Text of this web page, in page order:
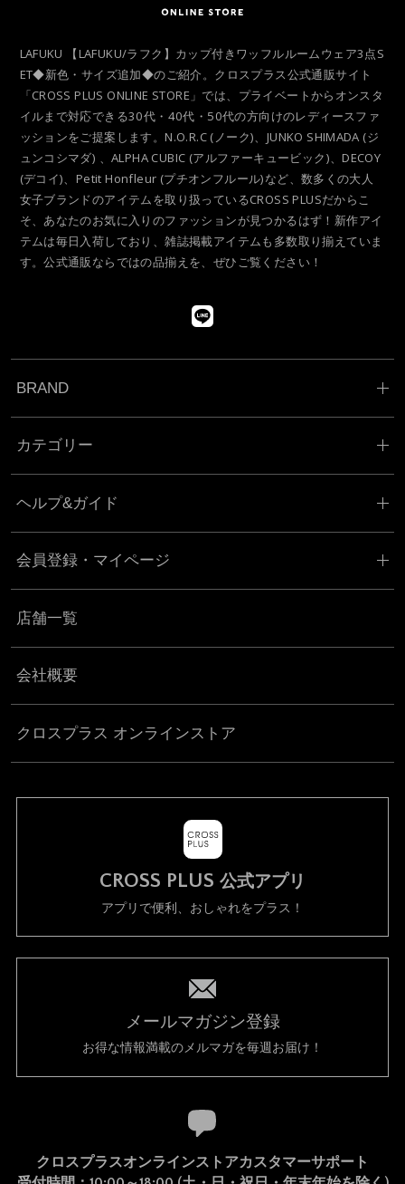
LAFUKU 【LAFUKU/ラフク】カップ付きワッフルルームウェア3点S
ET◆新色・サイズ追加◆のご紹介。クロスプラス公式通販サイト
「CROSS PLUS ONLINE STORE」では、プライベートからオンスタ
イルまで対応できる30代・40代・50代の方向けのレディースファ
ッションをご提案します。N.O.R.C (ノーク)、JUNKO SHIMADA (ジ
ュンコシマダ) 、ALPHA CUBIC (アルファーキュービック)、DECOY
(デコイ)、Petit Honfleur (プチオンフルール)など、数多くの大人
女子ブランドのアイテムを取り扱っているCROSS PLUSだからこ
そ、あなたのお気に入りのファッションが見つかるはず！新作アイ
テムは毎日入荷しており、雑誌掲載アイテムも多数取り揃えていま
す。公式通販ならではの品揃えを、ぜひご覧ください！
BRAND
カテゴリー
ヘルプ&ガイド
会員登録・マイページ
店舗一覧
会社概要
クロスプラス オンラインストア
CROSS PLUS 公式アプリ
アプリで便利、おしゃれをプラス！
メールマガジン登録
お得な情報満載のメルマガを毎週お届け！
クロスプラスオンラインストアカスタマーサポート